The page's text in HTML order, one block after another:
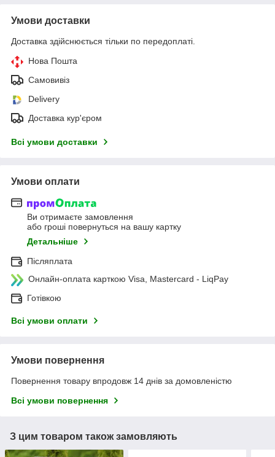
Умови доставки
Доставка здійснюється тільки по передоплаті.
Нова Пошта
Самовивіз
Delivery
Доставка кур'єром
Всі умови доставки
Умови оплати
Ви отримаєте замовлення
або гроші повернуться на вашу картку
Детальніше
Післяплата
Онлайн-оплата карткою Visa, Mastercard - LiqPay
Готівкою
Всі умови оплати
Умови повернення
Повернення товару впродовж 14 днів за домовленістю
Всі умови повернення
З цим товаром також замовляють